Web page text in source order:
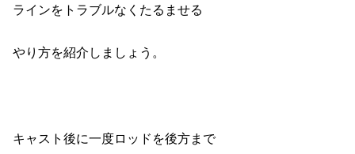
ラインをトラブルなくたるませる
やり方を紹介しましょう。
キャスト後に一度ロッドを後方まで